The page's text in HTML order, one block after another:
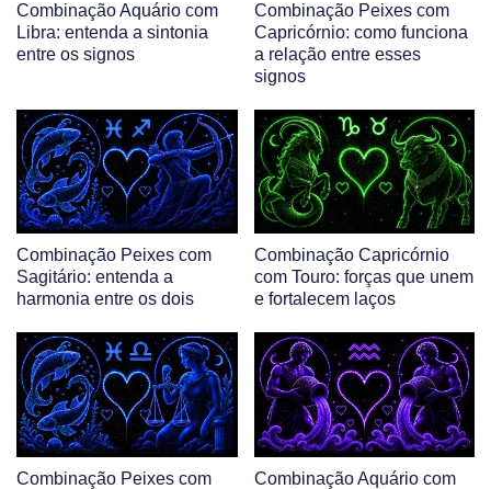
Combinação Aquário com
Libra: entenda a sintonia
entre os signos
Combinação Peixes com
Capricórnio: como funciona
a relação entre esses
signos
Combinação Peixes com
Sagitário: entenda a
harmonia entre os dois
Combinação Capricórnio
com Touro: forças que unem
e fortalecem laços
Combinação Peixes com
Combinação Aquário com